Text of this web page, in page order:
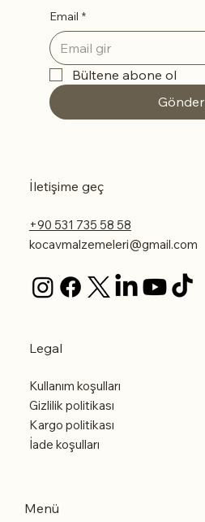
Email *
Bültene abone ol
Gönder
İletişime geç
+90 531 735 58 58
kocavmalzemeleri@gmail.com
Legal
Kullanım koşulları
Gizlilik politikası
Kargo politikası
İade koşulları
Menü